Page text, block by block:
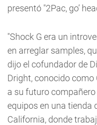
presentó "2Pac, go’
"Shock G era un
en arreglar samples,
dijo el cofundador de
Dright, conocido
a su futuro
equipos en una tienda
California, donde